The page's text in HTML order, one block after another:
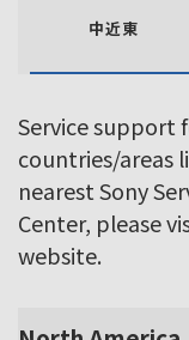
中近東
Service support
countries/areas
nearest Sony
Center, please
website.